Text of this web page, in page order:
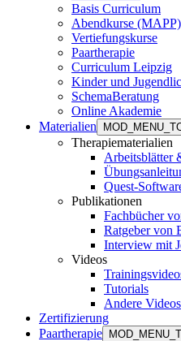
Basis Curriculum
Abendkurse (MAPP)
Vertiefungskurse
Paartherapie
Curriculum Leipzig
Kinder und
SchemaBeratung
Online Akademie
Materialien
Therapiematerialien
Arbeitsblätter
Quest-
Publikationen
Fachbücher
Ratgeber von
Interview mit
Videos
Tutorials
Andere Videos
Zertifizierung
Paartherapie